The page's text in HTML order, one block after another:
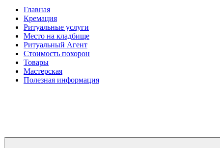
Главная
Кремация
Ритуальные услуги
Место на кладбище
Ритуальный Агент
Стоимость похорон
Товары
Мастерская
Полезная информация